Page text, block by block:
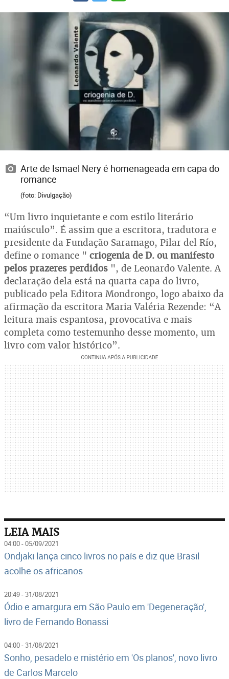
Arte de Ismael Nery é homenageada em capa do
romance
(foto: Divulgação)
“Um livro inquietante e com estilo literário
maiúsculo”. É assim que a escritora, tradutora e
presidente da Fundação Saramago, Pilar del Río,
define o romance " criogenia de D. ou manifesto
pelos prazeres perdidos ", de Leonardo Valente. A
declaração dela está na quarta capa do livro,
publicado pela Editora Mondrongo, logo abaixo da
afirmação da escritora Maria Valéria Rezende: “A
leitura mais espantosa, provocativa e mais
completa como testemunho desse momento, um
livro com valor histórico”.
LEIA MAIS
04:00 - 05/09/2021
Ondjaki lança cinco livros no país e diz que Brasil
acolhe os africanos
20:49 - 31/08/2021
Ódio e amargura em São Paulo em 'Degeneração',
livro de Fernando Bonassi
04:00 - 31/08/2021
Sonho, pesadelo e mistério em 'Os planos', novo livro
de Carlos Marcelo